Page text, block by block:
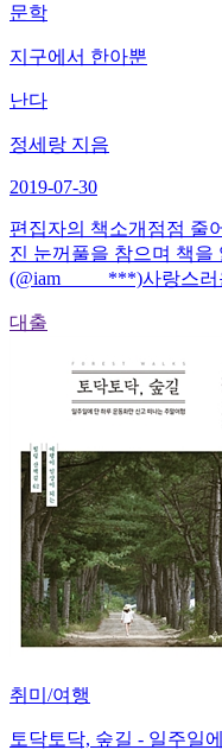
문학
지구에서 한아뿐
난다
정세랑 지음
2019-07-30
편집자의 책소개점점 줄
진 눈꺼풀을 참으며 책
(@iam_____***)사랑스
대출
취미/여행
토닥토닥, 숲길 - 일주일